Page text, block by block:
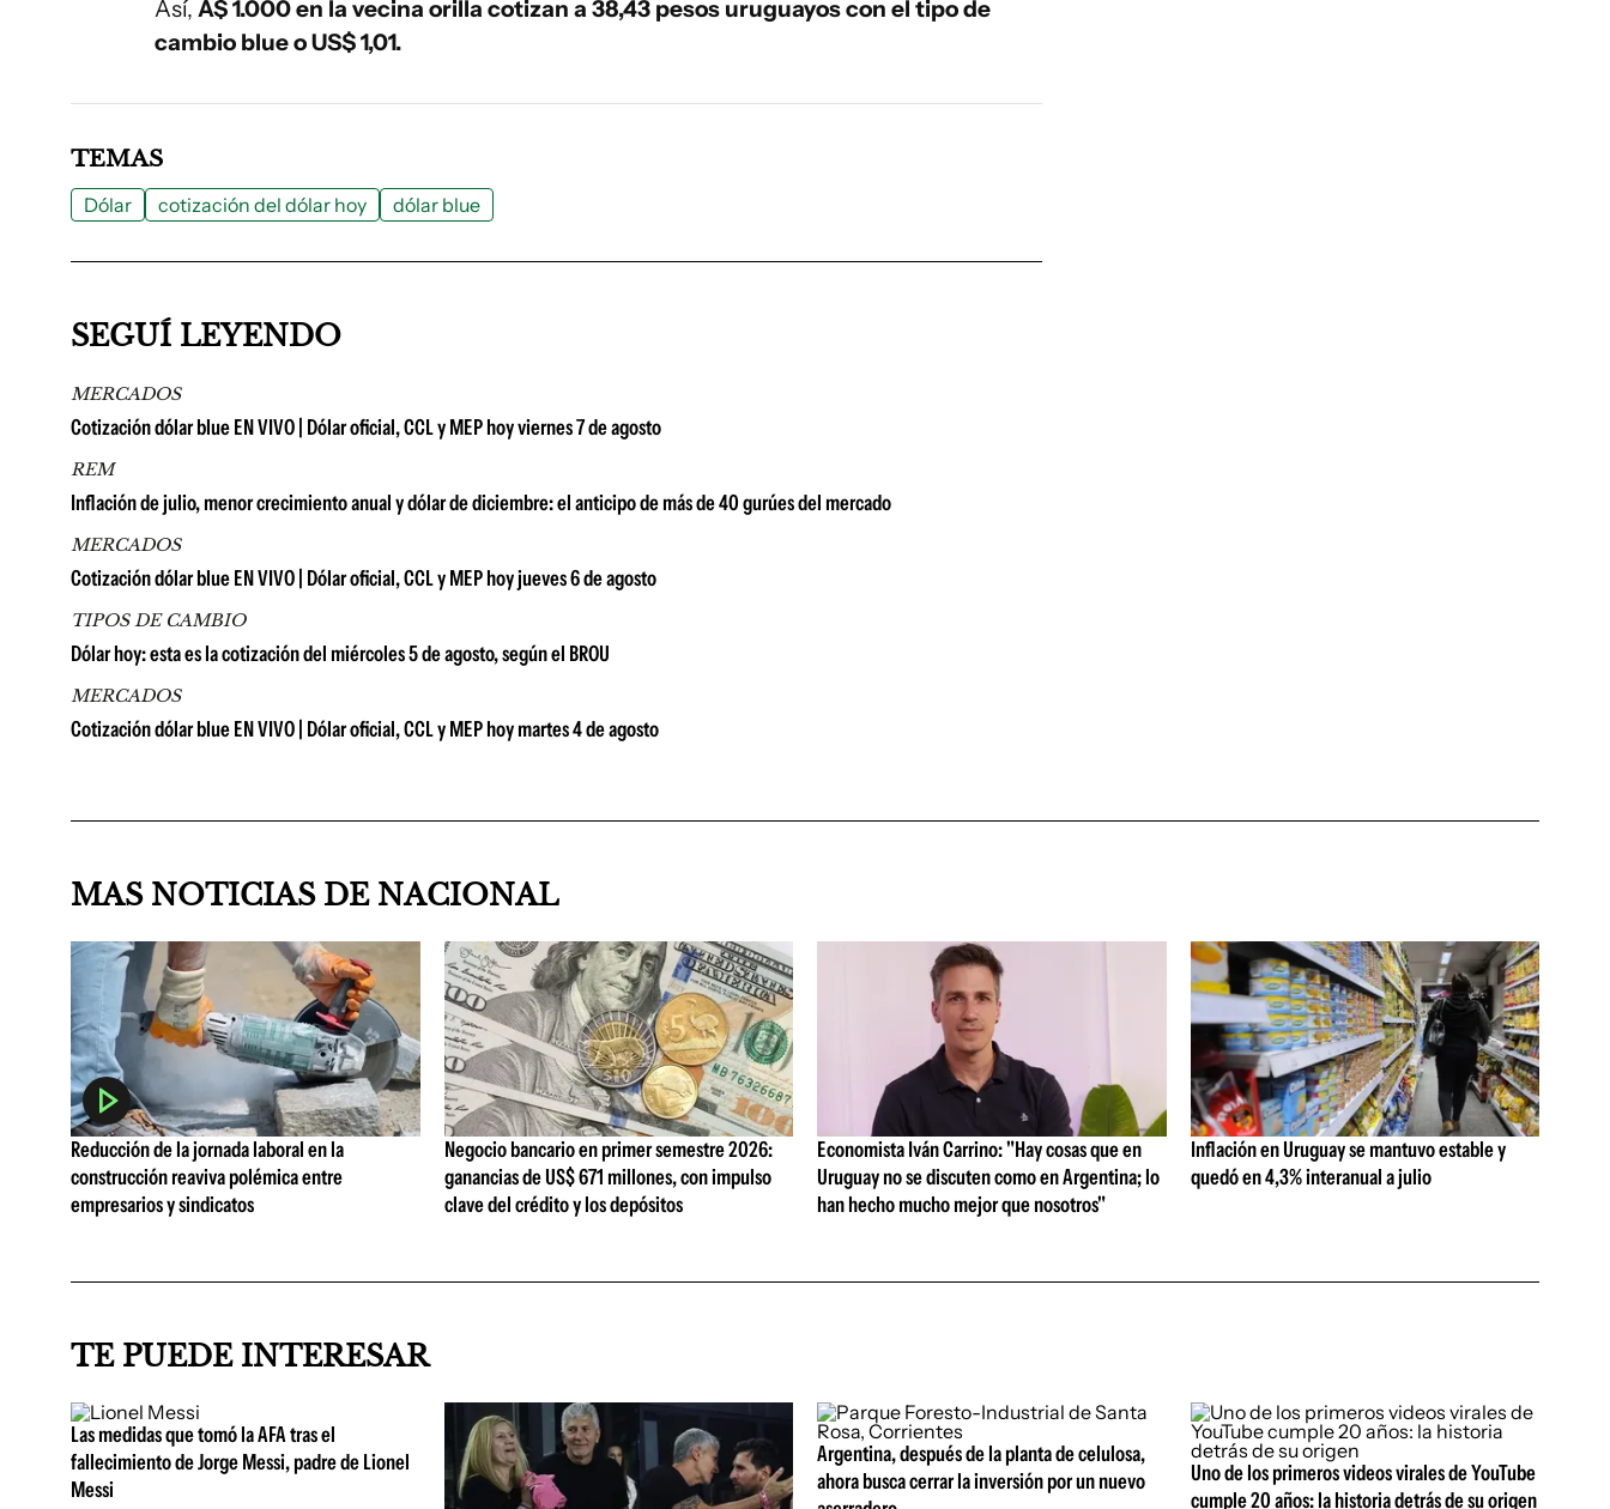
Así, A$ 1.000 en la vecina orilla cotizan a 38,43 pesos uruguayos con el tipo de
cambio blue o US$ 1,01.
TEMAS
Dólar cotización del dólar hoy dólar blue
SEGUÍ LEYENDO
MERCADOS
Cotización dólar blue EN VIVO | Dólar oficial, CCL y MEP hoy viernes 7 de agosto
REM
Inflación de julio, menor crecimiento anual y dólar de diciembre: el anticipo de más de 40 gurúes del mercado
MERCADOS
Cotización dólar blue EN VIVO | Dólar oficial, CCL y MEP hoy jueves 6 de agosto
TIPOS DE CAMBIO
Dólar hoy: esta es la cotización del miércoles 5 de agosto, según el BROU
MERCADOS
Cotización dólar blue EN VIVO | Dólar oficial, CCL y MEP hoy martes 4 de agosto
MAS NOTICIAS DE NACIONAL
Reducción de la jornada laboral en la
construcción reaviva polémica entre
empresarios y sindicatos
Negocio bancario en primer semestre 2026:
ganancias de US$ 671 millones, con impulso
clave del crédito y los depósitos
Economista Iván Carrino: "Hay cosas que en
Uruguay no se discuten como en Argentina; lo
han hecho mucho mejor que nosotros"
Inflación en Uruguay se mantuvo estable y
quedó en 4,3% interanual a julio
TE PUEDE INTERESAR
Las medidas que tomó la AFA tras el
fallecimiento de Jorge Messi, padre de Lionel
Messi
Argentina, después de la planta de celulosa,
ahora busca cerrar la inversión por un nuevo
Uno de los primeros videos virales de YouTube
cumple 20 años: la historia detrás de su origen